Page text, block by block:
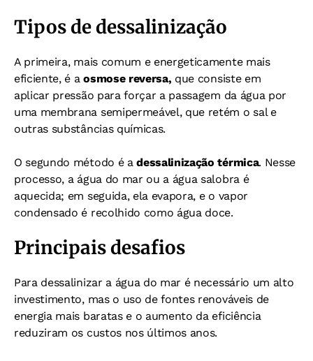
Tipos de dessalinização
A primeira, mais comum e energeticamente mais
eficiente, é aosmose reversa, que consiste em
aplicar pressão para forçar a passagem da água por
uma membrana semipermeável, que retém o sal e
outras substâncias químicas.
O segundo método é adessalinização térmica. Nesse
processo, a água do mar ou a água salobra é
aquecida; em seguida, ela evapora, e o vapor
condensado é recolhido como água doce.
Principais desafios
Para dessalinizar a água do mar é necessário um alto
investimento, mas o uso de fontes renováveis de
energia mais baratas e o aumento da eficiência
reduziram os custos nos últimos anos.